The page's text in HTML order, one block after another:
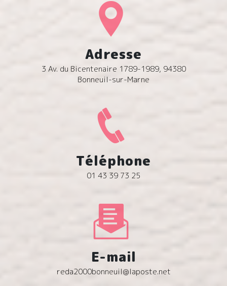
Adresse
3 Av. du Bicentenaire 1789-1989, 94380
Bonneuil-sur-Marne
Téléphone
01 43 39 73 25
E-mail
reda2000bonneuil@laposte.net